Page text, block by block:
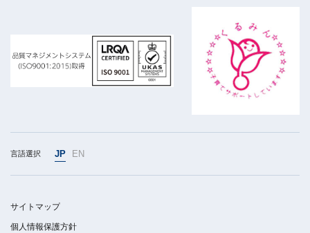
言語選択 JP EN
サイトマップ
個人情報保護方針